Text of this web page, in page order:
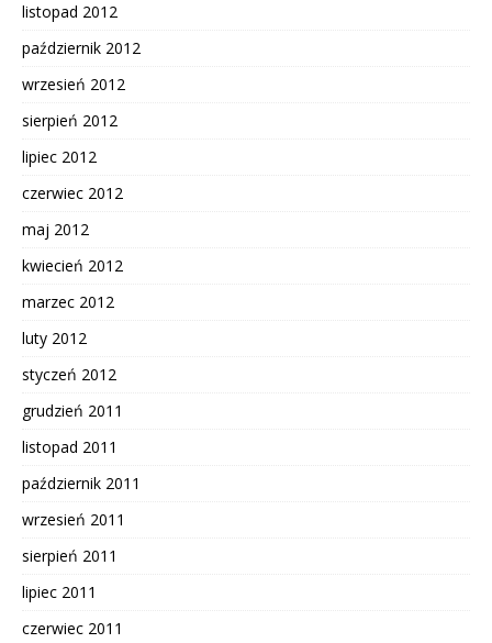
listopad 2012
październik 2012
wrzesień 2012
sierpień 2012
lipiec 2012
czerwiec 2012
maj 2012
kwiecień 2012
marzec 2012
luty 2012
styczeń 2012
grudzień 2011
listopad 2011
październik 2011
wrzesień 2011
sierpień 2011
lipiec 2011
czerwiec 2011